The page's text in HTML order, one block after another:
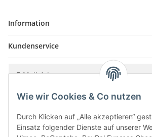
Information
Kundenservice
Bitte senden Sie mir entsprechend Ihrer
Wie wir Cookies & Co nutzen
Durch Klicken auf „Alle akzeptieren“
Einsatz folgender Dienste auf unserer